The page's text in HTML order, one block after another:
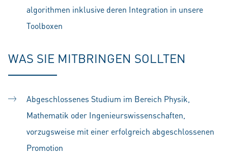
algorithmen inklusive deren Integration in unsere
Toolboxen
WAS SIE MITBRINGEN SOLLTEN
Abgeschlossenes Studium im Bereich Physik,
Mathematik oder Ingenieurswissenschaften,
vorzugsweise mit einer erfolgreich abgeschlossenen
Promotion